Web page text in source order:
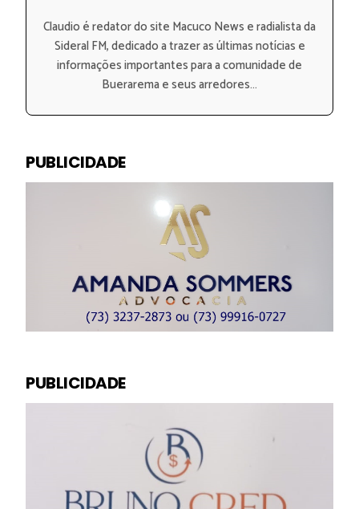
Claudio é redator do site Macuco News e radialista da
Sideral FM, dedicado a trazer as últimas notícias e
informações importantes para a comunidade de
Buerarema e seus arredores...
PUBLICIDADE
PUBLICIDADE